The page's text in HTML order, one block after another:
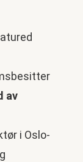
av
i Oslo-